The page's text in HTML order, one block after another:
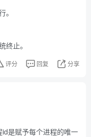
。
终止。
评分 回复 分享
是赋予每个进程的唯一